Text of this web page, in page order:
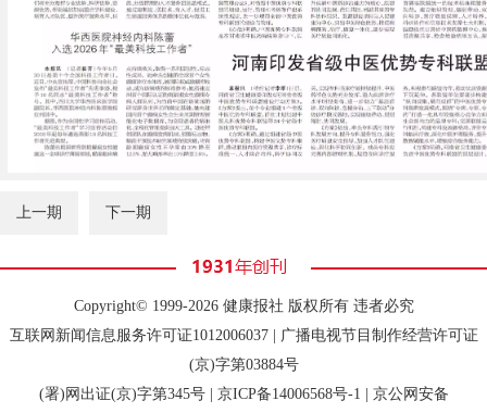
上一期 下一期
Copyright© 1999-2026 健康报社 版权所有 违者必究
互联网新闻信息服务许可证1012006037 | 广播电视节目制作经营许可证
(京)字第03884号
(署)网出证(京)字第345号 | 京ICP备14006568号-1 | 京公网安备